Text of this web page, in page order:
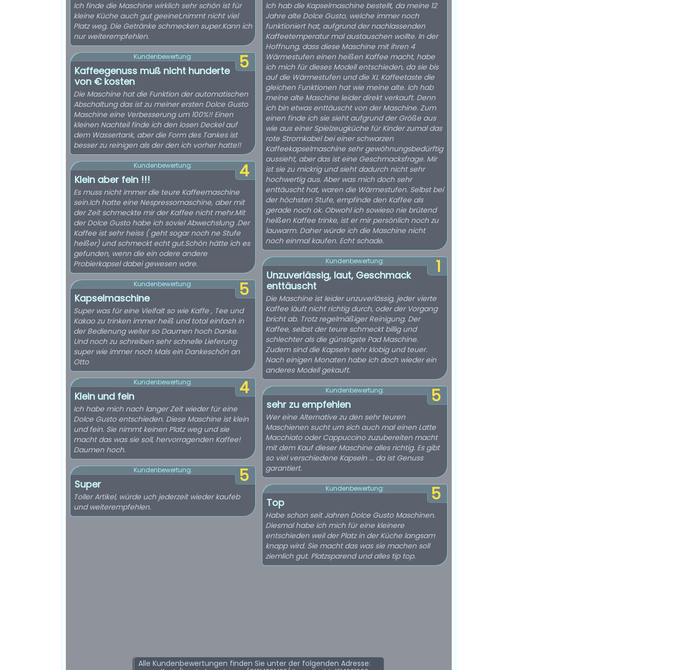
Ich finde die Maschine wirklich sehr schön ist für
kleine Küche auch gut geeinet,nimmt nicht viel
Platz weg. Die Getränke schmecken super.Kann ich
nur weiterempfehlen.
5
Kundenbewertung:
Kaffeegenuss muß nicht hunderte
von € kosten
Die Maschine hat die Funktion der automatischen
Abschaltung das ist zu meiner ersten Dolce Gusto
Maschine eine Verbesserung um 100%!! Einen
kleinen Nachteil finde ich den losen Deckel auf
dem Wassertank, aber die Form des Tankes ist
besser zu reinigen als der den ich vorher hatte!!
4
Kundenbewertung:
Klein aber fein !!!
Es muss nicht immer die teure Kaffeemaschine
sein.Ich hatte eine Nespressomaschine, aber mit
der Zeit schmeckte mir der Kaffee nicht mehr.Mit
der Dolce Gusto habe ich soviel Abwechslung .Der
Kaffee ist sehr heiss ( geht sogar noch ne Stufe
heißer) und schmeckt echt gut.Schön hätte ich es
gefunden, wenn die ein odere andere
Probierkapsel dabei gewesen wäre.
5
Kundenbewertung:
Kapselmaschine
Super was für eine Vielfalt so wie Kaffe , Tee und
Kakao zu trinken immer heiß und total einfach in
der Bedienung weiter so Daumen hoch Danke.
Und noch zu schreiben sehr schnelle Lieferung
super wie immer noch Mals ein Dankeschön an
Otto
4
Kundenbewertung:
Klein und fein
Ich habe mich nach langer Zeit wieder für eine
Dolce Gusto entschieden. Diese Maschine ist klein
und fein. Sie nimmt keinen Platz weg und sie
macht das was sie soll, hervorragenden Kaffee!
Daumen hoch.
5
Kundenbewertung:
Super
Toller Artikel, würde uch jederzeit wieder kaufeb
und weiterempfehlen.
Ich hab die Kapselmaschine bestellt, da meine 12
Jahre alte Dolce Gusto, welche immer noch
funktioniert hat, aufgrund der nachlassenden
Kaffeetemperatur mal austauschen wollte. In der
Hoffnung, dass diese Maschine mit ihren 4
Wärmestufen einen heißen Kaffee macht, habe
ich mich für dieses Modell entschieden, da sie bis
auf die Wärmestufen und die XL Kaffeetaste die
gleichen Funktionen hat wie meine alte. Ich hab
meine alte Maschine leider direkt verkauft. Denn
ich bin etwas enttäuscht von der Maschine. Zum
einen finde ich sie sieht aufgrund der Größe aus
wie aus einer Spielzeugküche für Kinder zumal das
rote Stromkabel bei einer schwarzen
Kaffeekapselmaschine sehr gewöhnungsbedürftig
aussieht, aber das ist eine Geschmacksfrage. Mir
ist sie zu mickrig und sieht dadurch nicht sehr
hochwertig aus. Aber was mich doch sehr
enttäuscht hat, waren die Wärmestufen. Selbst bei
der höchsten Stufe, empfinde den Kaffee als
gerade noch ok. Obwohl ich sowieso nie brütend
heißen Kaffee trinke, ist er mir persönlich noch zu
lauwarm. Daher würde ich die Maschine nicht
noch einmal kaufen. Echt schade.
1
Kundenbewertung:
Unzuverlässig, laut, Geschmack
enttäuscht
Die Maschine ist leider unzuverlässig, jeder vierte
Kaffee läuft nicht richtig durch, oder der Vorgang
bricht ab. Trotz regelmäßiger Reinigung. Der
Kaffee, selbst der teure schmeckt billig und
schlechter als die günstigste Pad Maschine.
Zudem sind die Kapseln sehr klobig und teuer.
Nach einigen Monaten habe ich doch wieder ein
anderes Modell gekauft.
5
Kundenbewertung:
sehr zu empfehlen
Wer eine Alternative zu den sehr teuren
Maschienen sucht um sich auch mal einen Latte
Macchiato oder Cappuccino zuzubereiten macht
mit dem Kauf dieser Maschine alles richtig. Es gibt
so viel verschiedene Kapseln ... da ist Genuss
garantiert.
5
Kundenbewertung:
Top
Habe schon seit Jahren Dolce Gusto Maschinen.
Diesmal habe ich mich für eine kleinere
entschieden weil der Platz in der Küche langsam
knapp wird. Sie macht das was sie machen soll
ziemlich gut. Platzsparend und alles tip top.
Alle Kundenbewertungen finden Sie unter der folgenden Adresse: